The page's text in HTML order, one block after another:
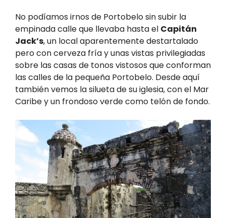
No podíamos irnos de Portobelo sin subir la
empinada calle que llevaba hasta el Capitán
Jack’s, un local aparentemente destartalado
pero con cerveza fría y unas vistas privilegiadas
sobre las casas de tonos vistosos que conforman
las calles de la pequeña Portobelo. Desde aquí
también vemos la silueta de su iglesia, con el Mar
Caribe y un frondoso verde como telón de fondo.